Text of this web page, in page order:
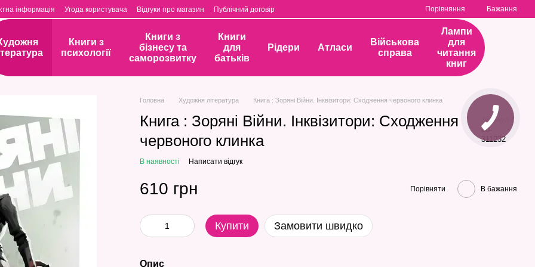
інформація Угода користувача Відгуки про магазин Публічний договір Порівняння Бажання
Книги з
психології
Книги з
бізнесу та
саморозвитку
Книги
для
батьків
Рідери Атласи
Військова
справа
Лампи
для
читання
книг
Головна Художня література Книга : Зоряні Війни. Інквізитори: Сходження червоного клинка
Книга : Зоряні Війни. Інквізитори: Сходження
червоного клинка
Артикул
00-
311232
В наявності Написати відгук
610 грн Порівняти В бажання
Купити Замовити швидко
Опис